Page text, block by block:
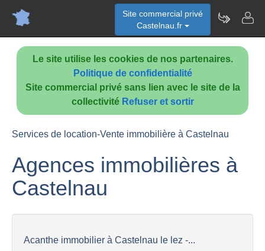
Le site utilise les cookies de nos partenaires.
Politique de confidentialité
Site commercial privé sans lien avec le site de la
collectivité Refuser et sortir
Site commercial privé
Castelnau.fr
Services de location-Vente immobilière à Castelnau
Agences immobilières à
Castelnau
Acanthe immobilier à Castelnau le lez -...